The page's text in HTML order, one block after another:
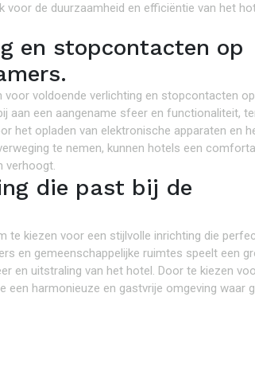
de duurzaamheid en efficiëntie van het
en stopcontacten op
voldoende verlichting en stopcontacten op
aan een aangename sfeer en functionaliteit,
het opladen van elektronische apparaten en
te nemen, kunnen hotels een
verhoogt.
die past bij de
te kiezen voor een stijlvolle inrichting die
en gemeenschappelijke ruimtes speelt een
en uitstraling van het hotel. Door te kiezen
een harmonieuze en gastvrije omgeving waar